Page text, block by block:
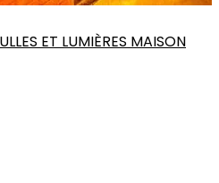
ET LUMIÈRES MAISON